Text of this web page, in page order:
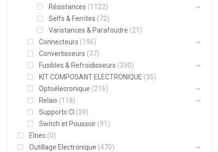
Résistances (1122)
Selfs & Ferrites (72)
Varistances & Parafoudre (21)
Connecteurs (196)
Convertisseurs (37)
Fusibles & Refroidisseurs (390)
KIT COMPOSANT ELECTRONIQUE (35)
Optoélecronique (216)
Relais (118)
Supports CI (39)
Switch et Poussoir (91)
Elnec (0)
Outillage Electronique (470)